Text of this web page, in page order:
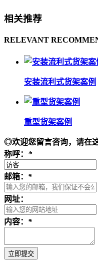
相关推荐
RELEVANT
安装流利式货架案例
重型货架案例
◎欢迎您留言咨询，请在
称呼： *
邮箱： *
网址：
内容： *